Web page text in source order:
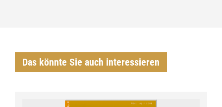
Das könnte Sie auch interessieren